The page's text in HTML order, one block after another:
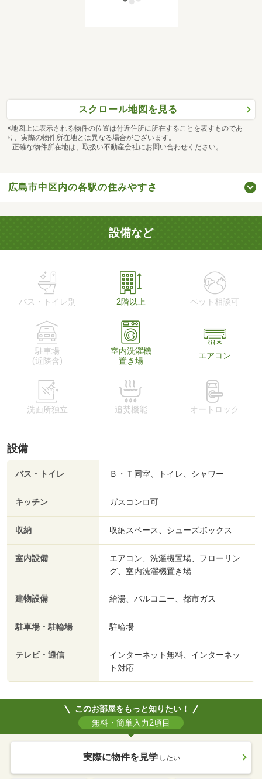
スクロール地図を見る
※地図上に表示される物件の位置は付近住所に所在することを表すものであ
り、実際の物件所在地とは異なる場合がございます。
正確な物件所在地は、取扱い不動産会社にお問い合わせください。
広島市中区内の各駅の住みやすさ
設備など
バス・トイレ別 2階以上 ペット相談可
駐車場
(近隣含)
室内洗濯機
置き場
エアコン
洗面所独立 追焚機能 オートロック
設備
バス・トイレ Ｂ・Ｔ同室、トイレ、シャワー
キッチン ガスコンロ可
収納 収納スペース、シューズボックス
室内設備
エアコン、洗濯機置場、フローリン
グ、室内洗濯機置き場
建物設備 給湯、バルコニー、都市ガス
駐車場・駐輪場 駐輪場
テレビ・通信
インターネット無料、インターネッ
ト対応
このお部屋をもっと知りたい！
無料・簡単入力2項目
実際に物件を見学 したい